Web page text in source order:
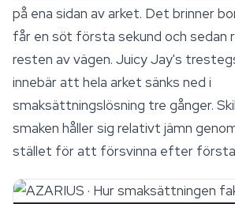
på ena sidan av arket. Det brinner
får en söt första sekund och sedan
resten av vägen. Juicy Jay's
innebär att hela arket sänks ned i
smaksättningslösning tre gånger.
smaken håller sig relativt jämn
stället för att försvinna efter